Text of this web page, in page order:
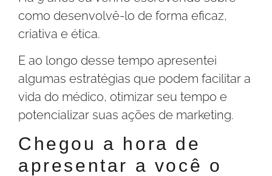
como desenvolvê-lo de forma eficaz,
criativa e ética.
E ao longo desse tempo apresentei
algumas estratégias que podem facilitar a
vida do médico, otimizar seu tempo e
potencializar suas ações de marketing.
Chegou a hora de
apresentar a você o